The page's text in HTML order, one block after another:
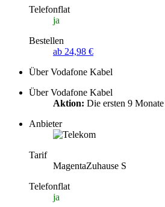
Telefonflat
ja
Bestellen
ab 24,98 €
Über Vodafone Kabel
Über Vodafone Kabel
Aktion: Die ersten 9
Anbieter
Tarif
MagentaZuhause S
Telefonflat
ja